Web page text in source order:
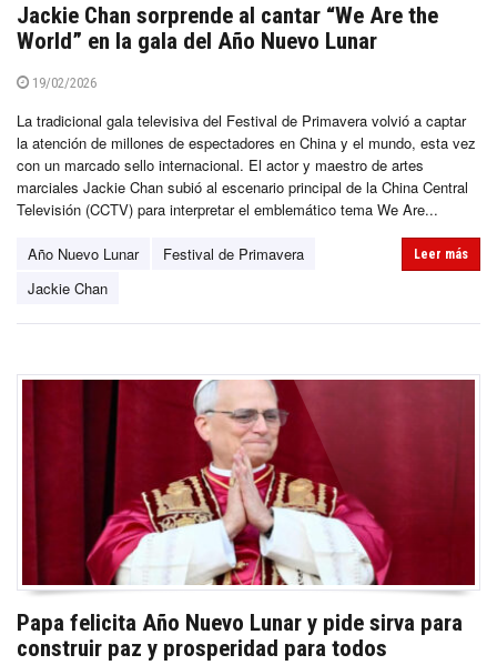
Jackie Chan sorprende al cantar “We Are the
World” en la gala del Año Nuevo Lunar
19/02/2026
La tradicional gala televisiva del Festival de Primavera volvió a captar
la atención de millones de espectadores en China y el mundo, esta vez
con un marcado sello internacional. El actor y maestro de artes
marciales Jackie Chan subió al escenario principal de la China Central
Televisión (CCTV) para interpretar el emblemático tema We Are...
Año Nuevo Lunar
Festival de Primavera
Jackie Chan
Leer más
Papa felicita Año Nuevo Lunar y pide sirva para
construir paz y prosperidad para todos